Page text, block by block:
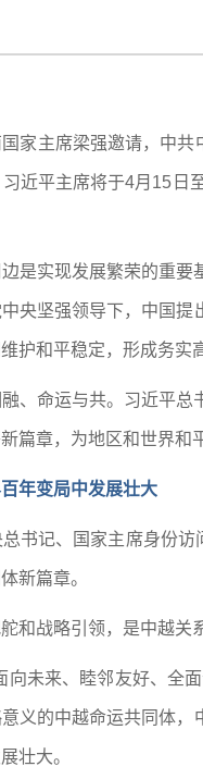
家主席梁强邀请，中
近平主席将于4月15
是实现发展繁荣的重
央坚强领导下，中国
护和平稳定，形成务实
、命运与共。习近平
篇章，为地区和世界和
年变局中发展壮大
书记、国家主席身份
新篇章。
和战略引领，是中越关
向未来、睦邻友好、全
义的中越命运共同体
壮大。